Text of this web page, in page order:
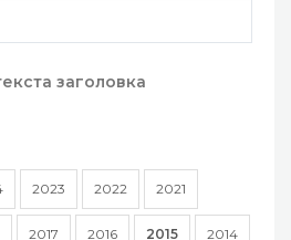
заголовка
2023 2022 2021
2017 2016 2015 2014